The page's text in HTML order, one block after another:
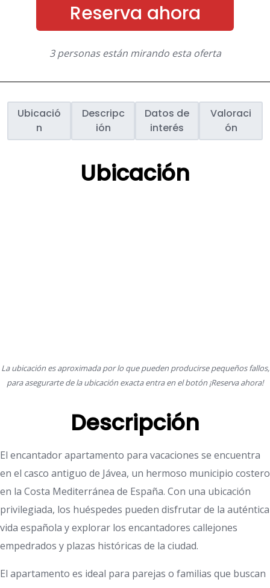
Reserva ahora
3 personas están mirando esta oferta
Ubicació
n
Descripc
ión
Datos de
interés
Valoraci
ón
Ubicación
La ubicación es aproximada por lo que pueden producirse pequeños fallos,
para asegurarte de la ubicación exacta entra en el botón ¡Reserva ahora!
Descripción
El encantador apartamento para vacaciones se encuentra
en el casco antiguo de Jávea, un hermoso municipio costero
en la Costa Mediterránea de España. Con una ubicación
privilegiada, los huéspedes pueden disfrutar de la auténtica
vida española y explorar los encantadores callejones
empedrados y plazas históricas de la ciudad.
El apartamento es ideal para parejas o familias que buscan